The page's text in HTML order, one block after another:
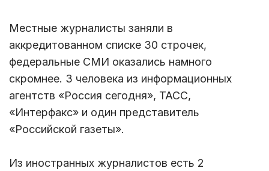
Местные журналисты заняли в
аккредитованном списке 30 строчек,
федеральные СМИ оказались намного
скромнее. 3 человека из информационных
агентств «Россия сегодня», ТАСС,
«Интерфакс» и один представитель
«Российской газеты».
Из иностранных журналистов есть 2